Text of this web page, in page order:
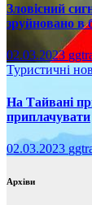
Зловісний
зруйновано в
02.03.2023
Туристичні
На Тайвані
приплачувати
02.03.2023
Архіви